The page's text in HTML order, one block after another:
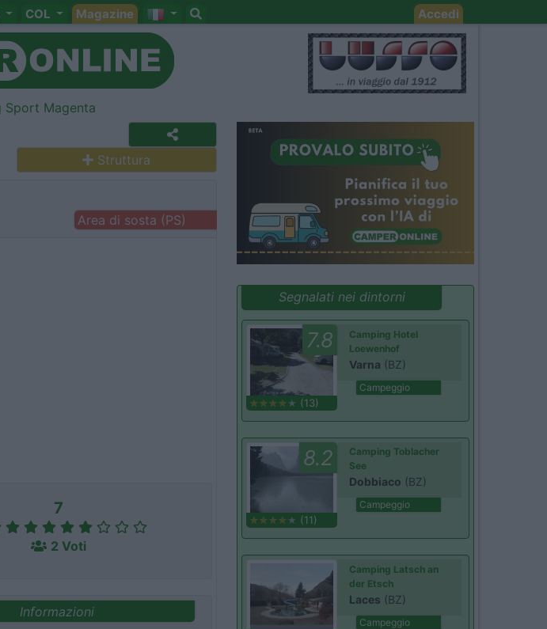
COL Magazine Accedi
Struttura
Area di sosta (PS)
7
2 Voti
Informazioni
Segnalati nei dintorni
7.8
(13)
Camping Hotel
Loewenhof
Varna (BZ)
Campeggio
8.2
(11)
Camping Toblacher
See
Dobbiaco (BZ)
Campeggio
Camping Latsch an
der Etsch
Laces (BZ)
Campeggio